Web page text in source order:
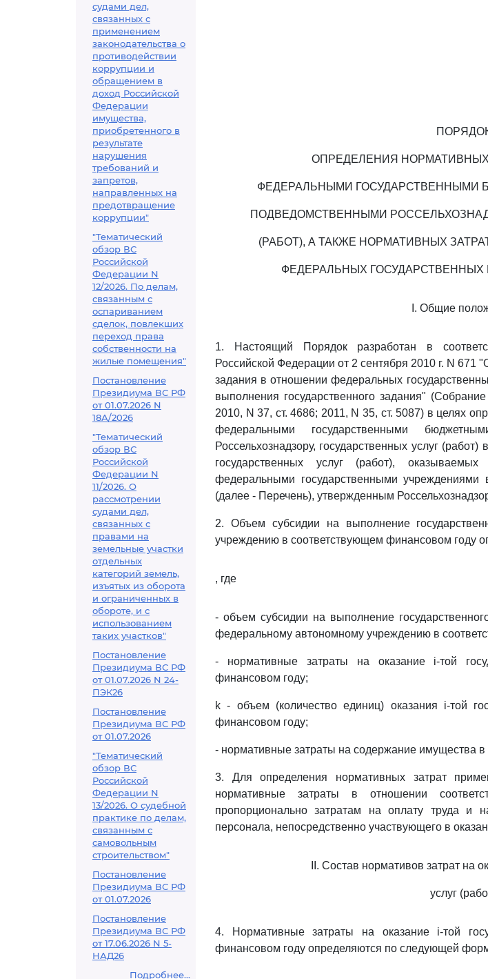
судами дел,
связанных с
применением
законодательства о
противодействии
коррупции и
обращением в
доход Российской
Федерации
имущества,
приобретенного в
результате
нарушения
требований и
запретов,
направленных на
предотвращение
коррупции"
"Тематический
обзор ВС
Российской
Федерации N
12/2026. По делам,
связанным с
оспариванием
сделок, повлекших
переход права
собственности на
жилые помещения"
Постановление
Президиума ВС РФ
от 01.07.2026 N
18А/2026
"Тематический
обзор ВС
Российской
Федерации N
11/2026. О
рассмотрении
судами дел,
связанных с
правами на
земельные участки
отдельных
категорий земель,
изъятых из оборота
и ограниченных в
обороте, и с
использованием
таких участков"
Постановление
Президиума ВС РФ
от 01.07.2026 N 24-
ПЭК26
Постановление
Президиума ВС РФ
от 01.07.2026
"Тематический
обзор ВС
Российской
Федерации N
13/2026. О судебной
практике по делам,
связанным с
самовольным
строительством"
Постановление
Президиума ВС РФ
от 01.07.2026
Постановление
Президиума ВС РФ
от 17.06.2026 N 5-
НАД26
Подробнее...
ОПРЕДЕЛЕНИЯ НОРМАТИВНЫХ
ФЕДЕРАЛЬНЫМИ
ПОДВЕДОМСТВЕННЫМИ
(РАБОТ), А ТАКЖЕ НОРМАТИВНЫХ
ФЕДЕРАЛЬНЫХ
I. Общие
1. Настоящий Порядок разработан в
Российской Федерации от 2 сентября 2010 г. N 671
задания в отношении федеральных
выполнения государственного задания"
2010, N 37, ст. 4686; 2011, N 35, ст. 5087) в целях
федеральными государственными
Россельхознадзору, государственных услуг
государственных услуг (работ), оказываемых
федеральными государственными учреждениями
(далее - Перечень), утвержденным
2. Объем субсидии на выполнение
учреждению в соответствующем финансовом году
, где
- объем субсидии на выполнение
федеральному автономному учреждению в
- нормативные затраты на оказание i-той
финансовом году;
k - объем (количество единиц) оказания i-той
финансовом году;
- нормативные затраты на содержание имущества
3. Для определения нормативных затрат
нормативные затраты в отношении
пропорционально затратам на оплату труда и
персонала, непосредственно участвующего в
II. Состав нормативов затрат на
услуг
4. Нормативные затраты на оказание i-той
финансовом году определяются по следующей